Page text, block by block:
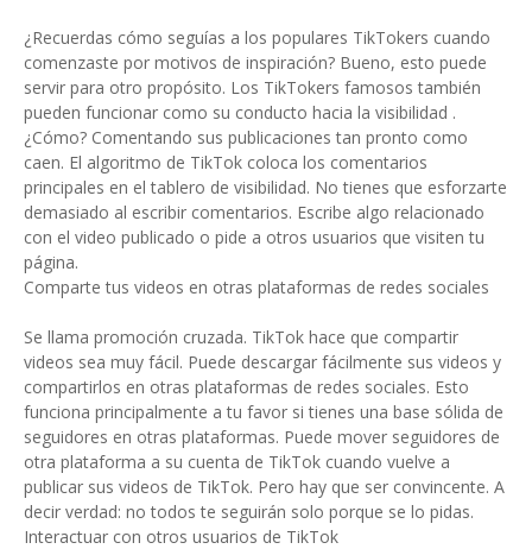
¿Recuerdas cómo seguías a los populares TikTokers cuando
comenzaste por motivos de inspiración? Bueno, esto puede
servir para otro propósito. Los TikTokers famosos también
pueden funcionar como su conducto hacia la visibilidad .
¿Cómo? Comentando sus publicaciones tan pronto como
caen. El algoritmo de TikTok coloca los comentarios
principales en el tablero de visibilidad. No tienes que esforzarte
demasiado al escribir comentarios. Escribe algo relacionado
con el video publicado o pide a otros usuarios que visiten tu
página.
Comparte tus videos en otras plataformas de redes sociales
Se llama promoción cruzada. TikTok hace que compartir
videos sea muy fácil. Puede descargar fácilmente sus videos y
compartirlos en otras plataformas de redes sociales. Esto
funciona principalmente a tu favor si tienes una base sólida de
seguidores en otras plataformas. Puede mover seguidores de
otra plataforma a su cuenta de TikTok cuando vuelve a
publicar sus videos de TikTok. Pero hay que ser convincente. A
decir verdad: no todos te seguirán solo porque se lo pidas.
Interactuar con otros usuarios de TikTok